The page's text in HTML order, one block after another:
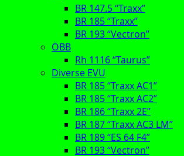
BR 147.5 “Traxx”
BR 185 “Traxx”
BR 193 “Vectron”
ÖBB
Rh 1116 “Taurus”
Diverse EVU
BR 185 “Traxx AC1”
BR 185 “Traxx AC2”
BR 186 “Traxx 2E”
BR 187 “Traxx AC3 LM”
BR 189 “ES 64 F4”
BR 193 “Vectron”